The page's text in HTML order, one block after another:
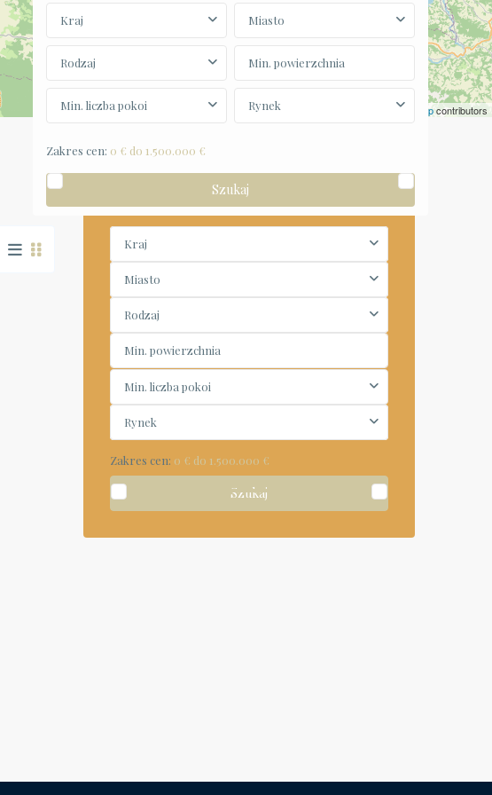
OpenStreetMapcontributors
Kraj Miasto
Rodzaj
Min. liczba pokoi Rynek
Zakres cen: 0 € do 1.500.000 €
Kraj
Miasto
Rodzaj
Min. liczba pokoi
Rynek
Zakres cen: 0 € do 1.500.000 €
Szukaj